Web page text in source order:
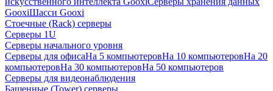
GooxiШасси Gooxi
Стоечные (Rack) серверы
Серверы 1U
Серверы начального уровня
Серверы для офисаНа 5 компьютеровНа 10 компьютеровНа 20
компьютеровНа 30 компьютеровНа 50 компьютеров
Серверы для видеонаблюдения
Башенные (Tower) серверы